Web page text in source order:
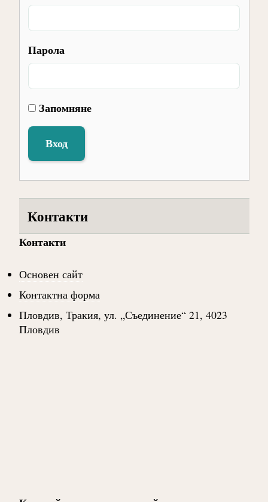
Парола
Запомняне
Вход
Контакти
Контакти
Основен сайт
Контактна форма
Пловдив, Тракия, ул. „Съединение“ 21, 4023
Пловдив